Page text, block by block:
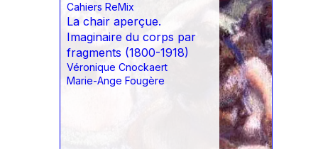
Cahiers ReMix
La chair aperçue.
Imaginaire du corps par
fragments (1800-1918)
Véronique Cnockaert
Marie-Ange Fougère